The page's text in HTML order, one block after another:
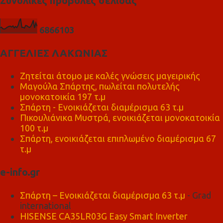
6866103
ΑΓΓΕΛΙΕΣ ΛΑΚΩΝΙΑΣ
Ζητείται άτομο με καλές γνώσεις μαγειρικής
Μαγούλα Σπάρτης, πωλείται πολυτελής
μονοκατοικία 197 τ.μ
Σπάρτη - Ενοικιάζεται διαμέρισμα 63 τ.μ
Πικουλιάνικα Μυστρά, ενοικιάζεται μονοκατοικία
100 τ.μ
Σπάρτη, ενοικιάζεται επιπλωμένο διαμέρισμα 67
τ.μ
e-info.gr
Σπάρτη – Ενοικιάζεται διαμέρισμα 63 τ.μ - Grad
international
HISENSE CA35LR03G Easy Smart Inverter